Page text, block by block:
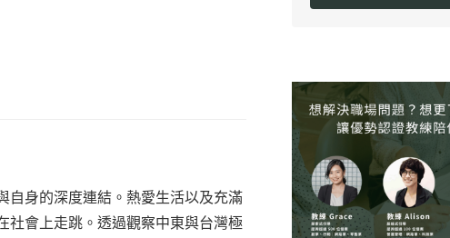
自身的深度連結。熱愛生活以及充滿
社會上走跳。透過觀察中東與台灣極